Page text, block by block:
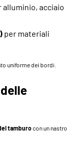
alluminio, acciaio
per materiali
uniforme dei bordi.
tamburocon un nastro